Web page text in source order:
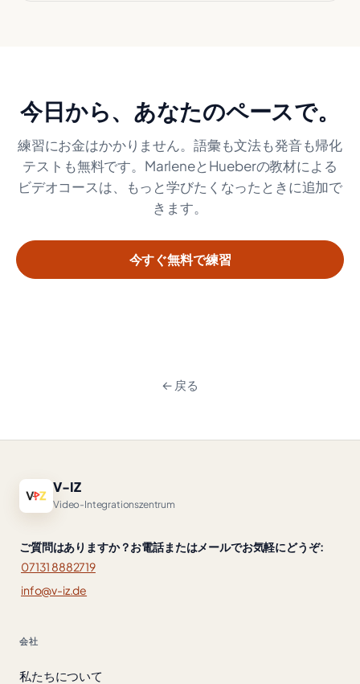
今日から、あなたのペースで。
練習にお金はかかりません。語彙も文法も発音も帰化
テストも無料です。MarleneとHueberの教材による
ビデオコースは、もっと学びたくなったときに追加で
きます。
今すぐ無料で練習
← 戻る
V-IZ
Video-Integrationszentrum
ご質問はありますか？お電話またはメールでお気軽にどうぞ:
07131 8882719
info@v-iz.de
会社
私たちについて